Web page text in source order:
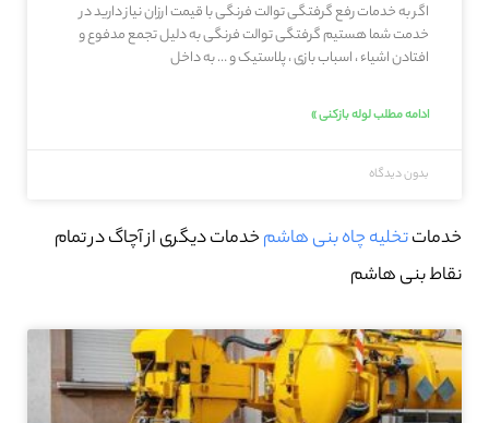
اگر به خدمات رفع گرفتگی توالت فرنگی با قیمت ارزان نیاز دارید در
خدمت شما هستیم گرفتگی توالت فرنگی به دلیل تجمع مدفوع و
افتادن اشیاء ، اسباب بازی ، پلاستیک و … به داخل
ادامه مطلب لوله بازکنی »
بدون دیدگاه
خدماتتخلیه چاه بنی هاشمخدمات دیگری از آچاگ در تمام
نقاط بنی هاشم